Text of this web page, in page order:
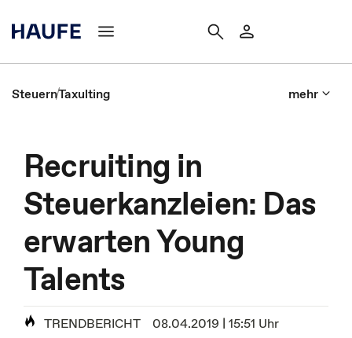
SteuernTaxulting mehr
Recruiting in
Steuerkanzleien: Das
erwarten Young
Talents
TRENDBERICHT
08.04.2019 | 15:51 Uhr